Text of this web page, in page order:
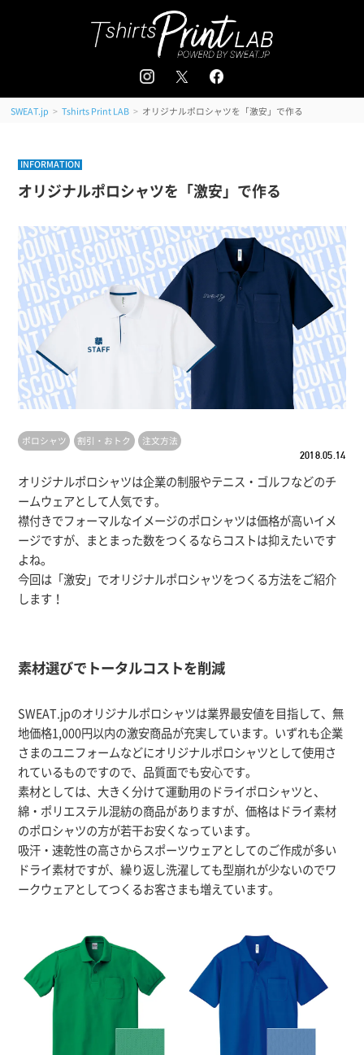
追加注文はこちら
会員登録 / ログイン
SWEAT.jp > Tshirts Print LAB > オリジナルポロシャツを「激安」で作る
INFORMATION
オリジナルポロシャツを「激安」で作る
ポロシャツ 割引・おトク 注文方法
2018.05.14
オリジナルポロシャツは企業の制服やテニス・ゴルフなどのチ
ームウェアとして人気です。
襟付きでフォーマルなイメージのポロシャツは価格が高いイメ
ージですが、まとまった数をつくるならコストは抑えたいです
よね。
今回は「激安」でオリジナルポロシャツをつくる方法をご紹介
します！
素材選びでトータルコストを削減
SWEAT.jpのオリジナルポロシャツは業界最安値を目指して、無
地価格1,000円以内の激安商品が充実しています。いずれも企業
さまのユニフォームなどにオリジナルポロシャツとして使用さ
れているものですので、品質面でも安心です。
素材としては、大きく分けて運動用のドライポロシャツと、
綿・ポリエステル混紡の商品がありますが、価格はドライ素材
のポロシャツの方が若干お安くなっています。
吸汗・速乾性の高さからスポーツウェアとしてのご作成が多い
ドライ素材ですが、繰り返し洗濯しても型崩れが少ないのでワ
ークウェアとしてつくるお客さまも増えています。